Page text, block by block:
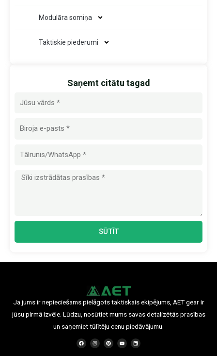
Modulāra somiņa
Taktiskie piederumi
Saņemt citātu tagad
Ziņa
SŪTĪT
Ja jums ir nepieciešams pielāgots taktiskais ekipējums, AET gear ir
jūsu pirmā izvēle. Lūdzu, nosūtiet mums savas detalizētās prasības
un saņemiet tūlītēju cenu piedāvājumu.
F
a
c
I
n
s
P
i
n
Y
o
u
L
i
n